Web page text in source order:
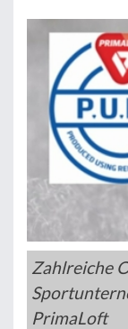
Zahlreiche
PrimaLoft